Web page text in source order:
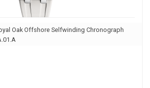
Oak Offshore Selfwinding Chronograph